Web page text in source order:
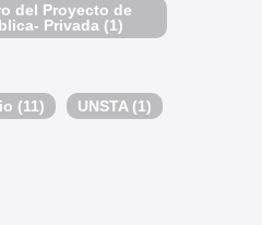
del Proyecto de
Privada (1)
(11) UNSTA (1)